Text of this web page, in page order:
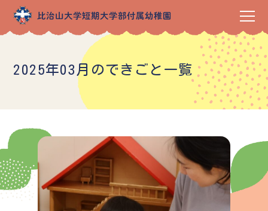
2025年03月のできごと一覧